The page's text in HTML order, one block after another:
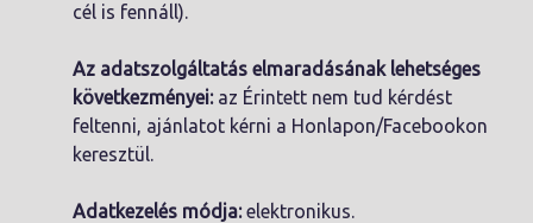
cél is fennáll).
Az adatszolgáltatás elmaradásának lehetséges
következményei: az Érintett nem tud kérdést
feltenni, ajánlatot kérni a Honlapon/Facebookon
keresztül.
Adatkezelés módja:elektronikus.